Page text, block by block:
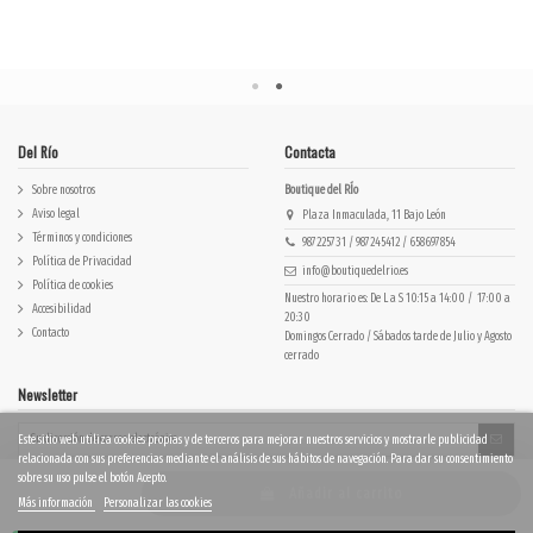
Del Río
Sobre nosotros
Aviso legal
Términos y condiciones
Política de Privacidad
Política de cookies
Accesibilidad
Contacto
Contacta
Boutique del RÍo
Plaza Inmaculada, 11 Bajo León
987225731 / 987245412 / 658697854
info@boutiquedelrio.es
Nuestro horario es: De L a S 10:15 a 14:00 / 17:00 a
20:30
Domingos Cerrado / Sábados tarde de Julio y Agosto
cerrado
Este sitio web utiliza cookies propias y de terceros para mejorar nuestros servicios y mostrarle publicidad
relacionada con sus preferencias mediante el análisis de sus hábitos de navegación. Para dar su consentimiento
sobre su uso pulse el botón Acepto.
Más información
Personalizar las cookies
Newsletter
Puedes darte de baja en cualquier momento.